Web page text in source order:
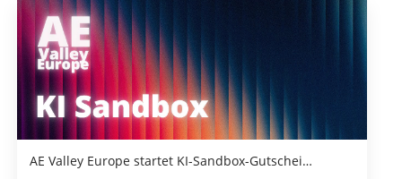
AE Valley Europe startet KI-Sandbox-Gutschei…